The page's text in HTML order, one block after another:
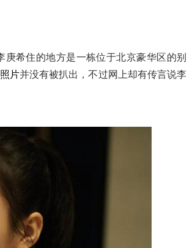
庚希住的地方是一栋位于北京豪华区的别
照片并没有被扒出，不过网上却有传言说李